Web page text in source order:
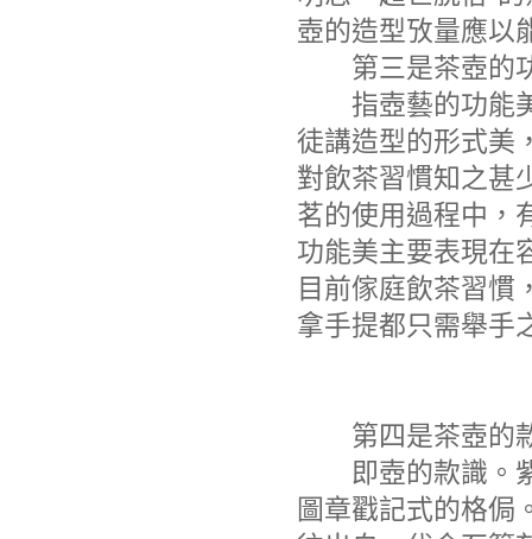
壺的造型攷量應以
第三是茶壺的
指壺藝的功能美
徒講造型的形式美
對飲茶習慣知之甚
茗的使用過程中，
功能美主要表現在
目前傢庭飲茶習慣
拿手提都只需舉手
第四是茶壺的
即壺的款識。紫
圖章戳記式的格侷